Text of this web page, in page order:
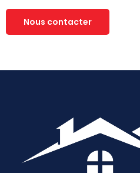
Nous contacter